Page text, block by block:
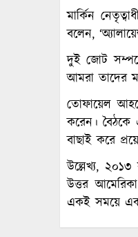
মার্কিন
বলেন,
দুই জোট
আমরা তাদের
তোফায়েল
করেন। বৈঠকে
বাছাই করে
উল্লেখ্য,
উত্তর
একই সময়ে